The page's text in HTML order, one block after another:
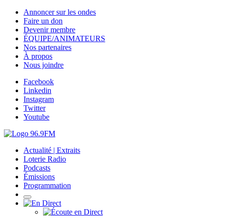
Annoncer sur les ondes
Faire un don
Devenir membre
ÉQUIPE/ANIMATEURS
Nos partenaires
À propos
Nous joindre
Facebook
Linkedin
Instagram
Twitter
Youtube
Actualité | Extraits
Loterie Radio
Podcasts
Émissions
Programmation